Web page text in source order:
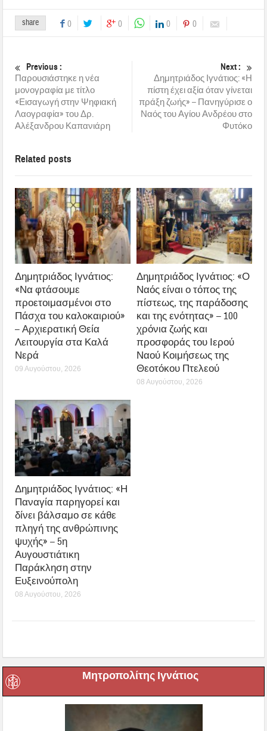
share 0 0 0 0
Previous :
Παρουσιάστηκε η νέα
μονογραφία με τίτλο
«Εισαγωγή στην Ψηφιακή
Λαογραφία» του Δρ.
Αλέξανδρου Καπανιάρη
Next :
Δημητριάδος Ιγνάτιος: «Η
πίστη έχει αξία όταν γίνεται
πράξη ζωής» – Πανηγύρισε ο
Ναός του Αγίου Ανδρέου στο
Φυτόκο
Related posts
Δημητριάδος Ιγνάτιος:
«Να φτάσουμε
προετοιμασμένοι στο
Πάσχα του καλοκαιριού»
– Αρχιερατική Θεία
Λειτουργία στα Καλά
Νερά
09 Αυγούστου, 2026
Δημητριάδος Ιγνάτιος: «Ο
Ναός είναι ο τόπος της
πίστεως, της παράδοσης
και της ενότητας» – 100
χρόνια ζωής και
προσφοράς του Ιερού
Ναού Κοιμήσεως της
Θεοτόκου Πτελεού
08 Αυγούστου, 2026
Δημητριάδος Ιγνάτιος: «Η
Παναγία παρηγορεί και
δίνει βάλσαμο σε κάθε
πληγή της ανθρώπινης
ψυχής» – 5η
Αυγουστιάτικη
Παράκληση στην
Ευξεινούπολη
08 Αυγούστου, 2026
Μητροπολίτης Ιγνάτιος